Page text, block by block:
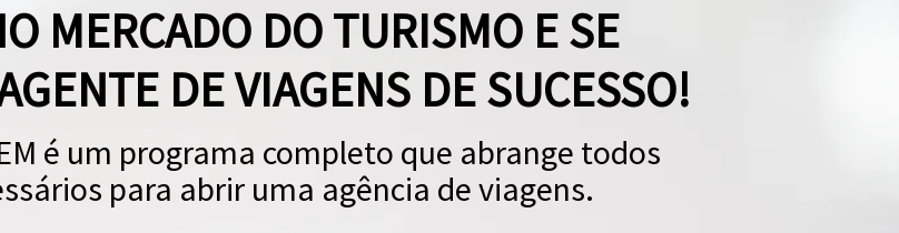
é um programa completo que abrange todos
para abrir uma agência de viagens.
MERCADO DO TURISMO E SE
DE VIAGENS DE SUCESSO!